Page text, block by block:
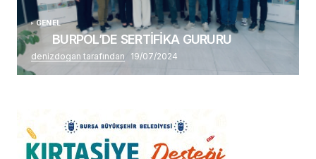
GENEL
BURPOL’DE SERTİFİKA GURURU
denizdogan tarafından 19/07/2024